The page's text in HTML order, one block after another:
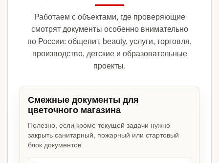
Работаем с объектами, где проверяющие
смотрят документы особенно внимательно
по России: общепит, beauty, услуги, торговля,
производство, детские и образовательные
проекты.
Смежные документы для
цветочного магазина
Полезно, если кроме текущей задачи нужно
закрыть санитарный, пожарный или стартовый
блок документов.